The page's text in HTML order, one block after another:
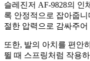
슬레진저 AF-9828의 인
록 안정적으로 잡아줍
절한 압력으로 감싸주
또한, 발의 아치를 편안
뛸 때 스프링처럼 작용